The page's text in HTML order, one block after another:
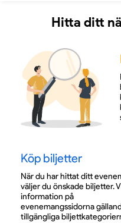
Hitta ditt
Köp biljetter
När du har hittat ditt
väljer du önskade biljetter.
information på
evenemangssidorna
tillgängliga